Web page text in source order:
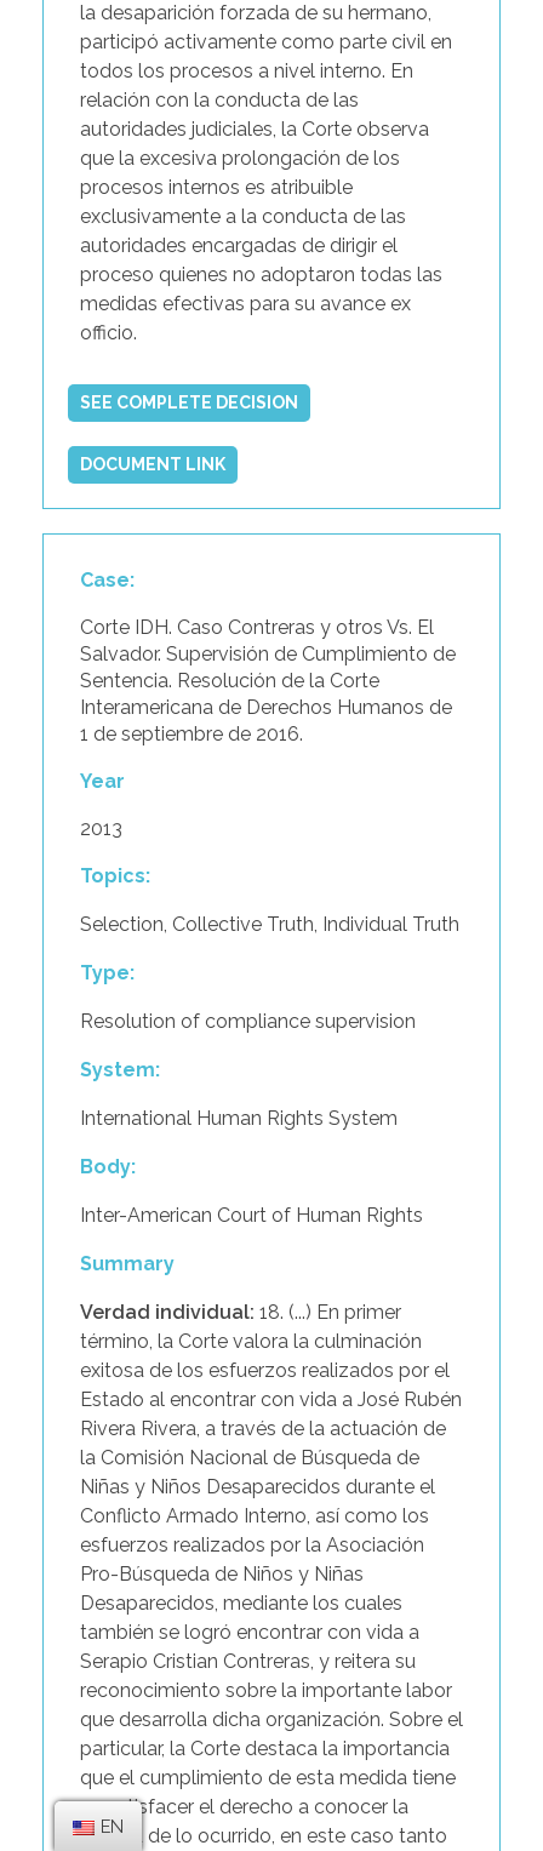
la desaparición forzada de su hermano,
participó activamente como parte civil en
todos los procesos a nivel interno. En
relación con la conducta de las
autoridades judiciales, la Corte observa
que la excesiva prolongación de los
procesos internos es atribuible
exclusivamente a la conducta de las
autoridades encargadas de dirigir el
proceso quienes no adoptaron todas las
medidas efectivas para su avance ex
officio.
SEE COMPLETE DECISION
DOCUMENT LINK
Case:
Corte IDH. Caso Contreras y otros Vs. El
Salvador. Supervisión de Cumplimiento de
Sentencia. Resolución de la Corte
Interamericana de Derechos Humanos de
1 de septiembre de 2016.
Year
2013
Topics:
Selection, Collective Truth, Individual Truth
Type:
Resolution of compliance supervision
System:
International Human Rights System
Body:
Inter-American Court of Human Rights
Summary
Verdad individual: 18. (...) En primer
término, la Corte valora la culminación
exitosa de los esfuerzos realizados por el
Estado al encontrar con vida a José Rubén
Rivera Rivera, a través de la actuación de
la Comisión Nacional de Búsqueda de
Niñas y Niños Desaparecidos durante el
Conflicto Armado Interno, así como los
esfuerzos realizados por la Asociación
Pro-Búsqueda de Niños y Niñas
Desaparecidos, mediante los cuales
también se logró encontrar con vida a
Serapio Cristian Contreras, y reitera su
reconocimiento sobre la importante labor
que desarrolla dicha organización. Sobre el
particular, la Corte destaca la importancia
que el cumplimiento de esta medida tiene
en satisfacer el derecho a conocer la
verdad de lo ocurrido, en este caso tanto
EN